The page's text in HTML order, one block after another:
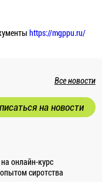
https://mgppu.ru/
Все новости
на новости
онлайн-курс
сиротства